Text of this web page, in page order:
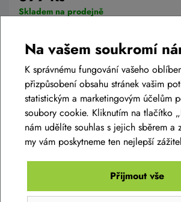
Skladem na prodejně
Detail
Diskuse k produktu
Máte otázky k produktu:Cyklistická
Na vašem soukromí
K správnému fungování vašeho
přizpůsobení obsahu stránek vašim
statistickým a marketingovým účelům
soubory cookie. Kliknutím na tlačítko
nám udělíte souhlas s jejich sběrem a
my vám poskytneme ten nejlepší
Přijmout vše